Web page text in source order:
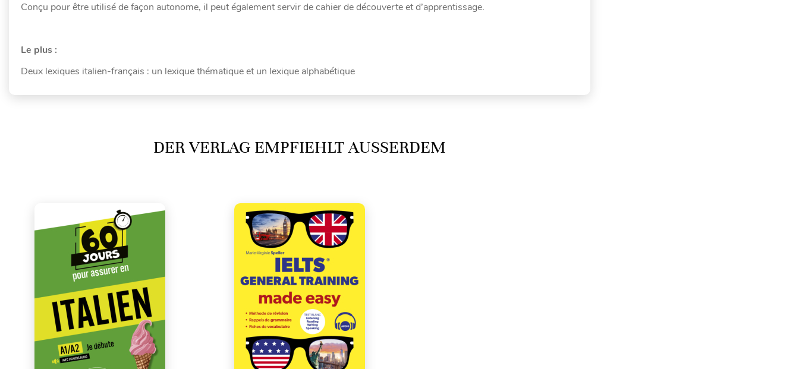
Conçu pour être utilisé de façon autonome, il peut également servir de cahier de découverte et d’apprentissage.
Le plus :
Deux lexiques italien-français : un lexique thématique et un lexique alphabétique
DER VERLAG EMPFIEHLT AUSSERDEM